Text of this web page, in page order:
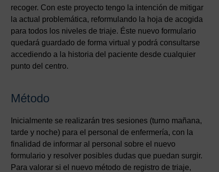
recoger. Con este proyecto tengo la intención de mitigar
la actual problemática, reformulando la hoja de acogida
para todos los niveles de triaje. Éste nuevo formulario
quedará guardado de forma virtual y podrá consultarse
accediendo a la historia del paciente desde cualquier
punto del centro.
Método
Inicialmente se realizarán tres sesiones (turno mañana,
tarde y noche) para el personal de enfermería, con la
finalidad de informar al personal sobre el nuevo
formulario y resolver posibles dudas que puedan surgir.
Para valorar si el nuevo método de registro de triaje,